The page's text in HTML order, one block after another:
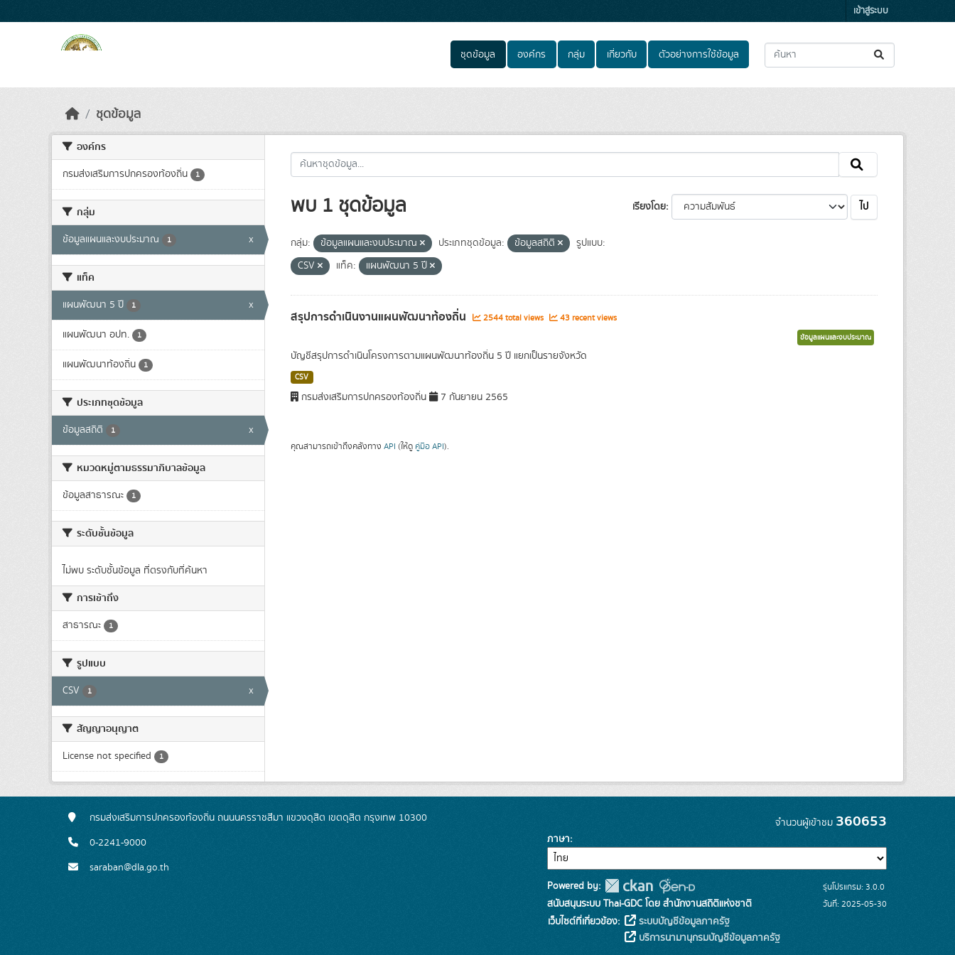
เข้าสู่ระบบ
ชุดข้อมูล องค์กร กลุ่ม เกี่ยวกับ ตัวอย่างการใช้ข้อมูล
ชุดข้อมูล
องค์กร
กรมส่งเสริมการปกครองท้องถิ่น 1
กลุ่ม
ข้อมูลแผนและงบประมาณ 1 x
แท็ค
แผนพัฒนา 5 ปี 1 x
แผนพัฒนา อปท. 1
แผนพัฒนาท้องถิ่น 1
ประเภทชุดข้อมูล
ข้อมูลสถิติ 1 x
หมวดหมู่ตามธรรมาภิบาลข้อมูล
ข้อมูลสาธารณะ 1
ระดับชั้นข้อมูล
ไม่พบ ระดับชั้นข้อมูล ที่ตรงกับที่ค้นหา
การเข้าถึง
สาธารณะ 1
รูปแบบ
CSV 1 x
สัญญาอนุญาต
License not specified 1
เรียงโดย ไป
พบ 1 ชุดข้อมูล
กลุ่ม: ข้อมูลแผนและงบประมาณ ประเภทชุดข้อมูล: ข้อมูลสถิติ
รูปแบบ:
CSV
แท็ค: แผนพัฒนา 5 ปี
สรุปการดำเนินงานแผนพัฒนาท้องถิ่น 2544 total views 43 recent views
ข้อมูลแผนและงบประมาณ
บัญชีสรุปการดำเนินโครงการตามแผนพัฒนาท้องถิ่น 5 ปี แยกเป็นรายจังหวัด
CSV
กรมส่งเสริมการปกครองท้องถิ่น 7 กันยายน 2565
คุณสามารถเข้าถึงคลังทาง API (ให้ดู คู่มือ API).
กรมส่งเสริมการปกครองท้องถิ่น ถนนนครราชสีมา แขวงดุสิต เขตดุสิต กรุงเทพ 10300
0-2241-9000
saraban@dla.go.th
จำนวนผู้เข้าชม 360653
ภาษา
Powered by:
สนับสนุนระบบ Thai-GDC โดย สำนักงานสถิติแห่งชาติ
เว็บไซต์ที่เกี่ยวข้อง:
ระบบบัญชีข้อมูลภาครัฐ
บริการนามานุกรมบัญชีข้อมูลภาครัฐ
รุ่นโปรแกรม: 3.0.0
วันที่: 2025-05-30